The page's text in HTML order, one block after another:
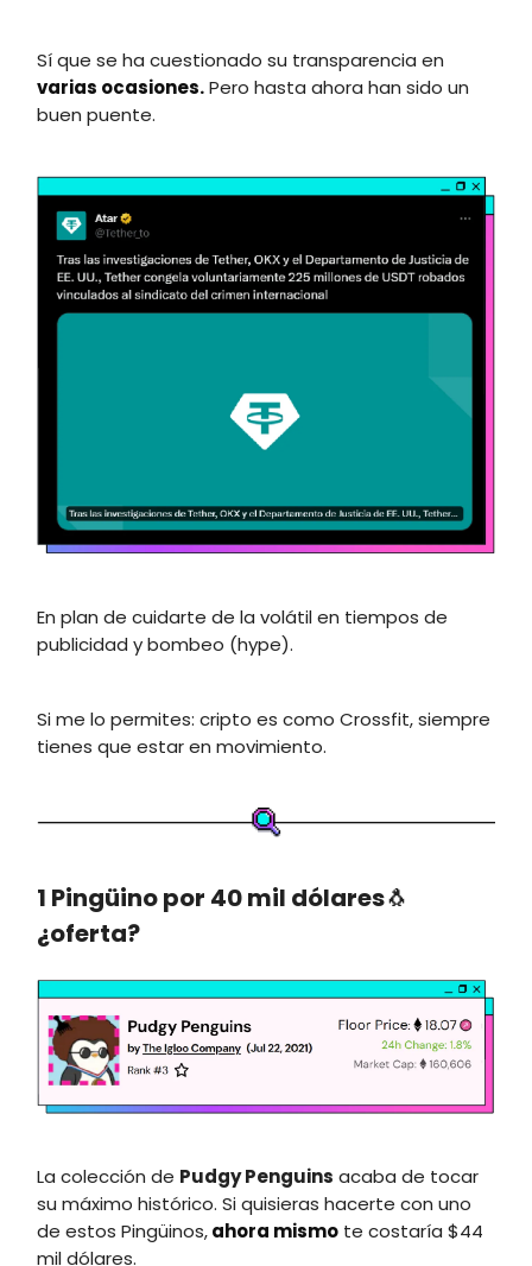
Sí que se ha cuestionado su transparencia en
varias ocasiones.Pero hasta ahora han sido un
buen puente.
En plan de cuidarte de la volátil en tiempos de
publicidad y bombeo (hype).
Si me lo permites: cripto es como Crossfit, siempre
tienes que estar en movimiento.
1 Pingüino por 40 mil dólares🐧
¿oferta?
La colección de Pudgy Penguins acaba de tocar
su máximo histórico. Si quisieras hacerte con uno
de estos Pingüinos,ahora mismo te costaría $44
mil dólares.